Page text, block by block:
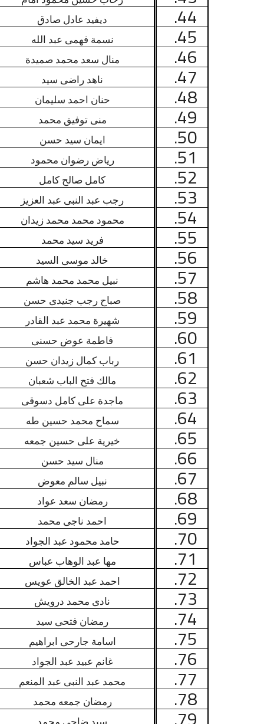
44. ديفيد عادل صادق
45. نسمة فهمى عبد الله
46. منال سعد محمد صميدة
47. ناهد راضى سيد
48. حنان احمد سليمان
49. منى توفيق محمد
50. ايمان سيد حسن
51. رياض رضوان محمود
52. كامل صالح كامل
53. رجب عبد النبى عبد العزيز
54. محمود محمد محمد زيدان
55. فريد سيد محمد
56. خالد موسى السيد
57. نبيل محمد محمد هاشم
58. صباح رجب جنيدى حسن
59. شهيرة محمد عبد القادر
60. فاطمة عوض حسنى
61. رباب كمال زيدان حسن
62. مالك فتح الباب شعبان
63. ماجدة على كامل دسوقى
64. سماح محمد حسين طه
65. خيرية على حسين جمعه
66. منال سيد حسن
67. نبيل سالم معوض
68. رمضان سعد عواد
69. احمد ناجى محمد
70. حامد محمود عبد الجواد
71. مها عبد الوهاب عباس
72. احمد عبد الخالق عويس
73. نادى محمد درويش
74. رمضان فتحى سيد
75. اسامة جارحى ابراهيم
76. غانم عبيد عبد الجواد
77. محمد عبد النبى عبد المنعم
78. رمضان جمعه محمد